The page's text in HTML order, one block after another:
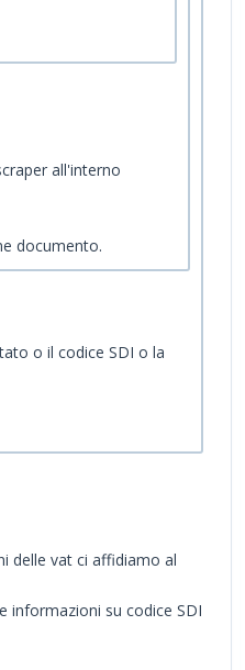
all'interno
documento.
o il codice SDI o la
delle vat ci affidiamo al
informazioni su codice SDI